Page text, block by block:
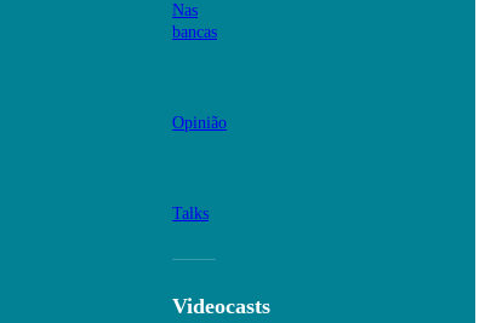
Nas
bancas
Opinião
Talks
Videocasts